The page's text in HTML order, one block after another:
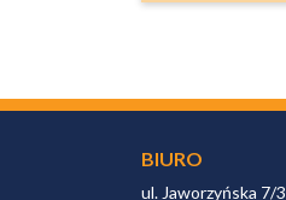
BIURO
ul. Jaworzyńska 7/3